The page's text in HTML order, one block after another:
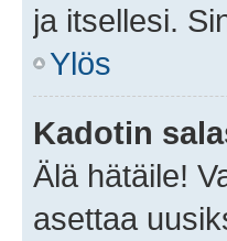
ja itsellesi.
Ylös
Kadotin
Älä hätäile!
asettaa